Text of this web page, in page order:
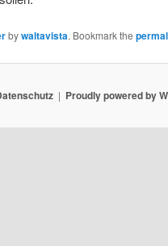
bywaltavista. Bookmark the
Proudly powered by